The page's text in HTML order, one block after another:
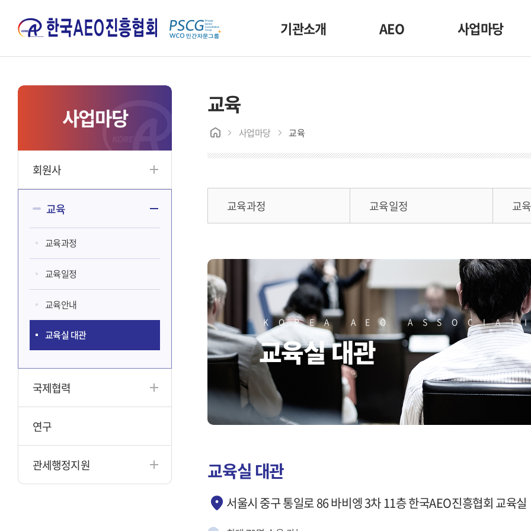
기관소개
조직 소개
인재 채용
AEO
MRA
공인기업 현황
사업마당
연구
사업마당
회원사
교육
교육과정
교육일정
교육안내
교육실 대관
국제협력
연구
관세행정지원
교육
사업마당 교육
교육과정 교육일정 교
KOREA AEO
교육실 대관
교육실 대관
서울시 중구 통일로 86 바비엥 3차 11층 한국AEO진흥협회 교육실